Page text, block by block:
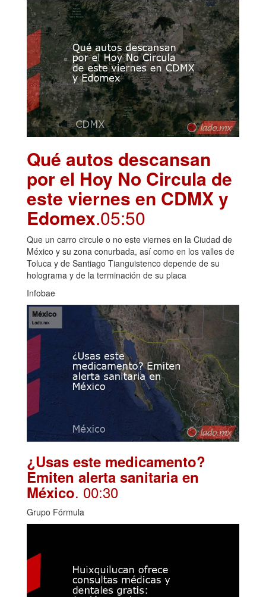
Qué autos descansan
por el Hoy No Circula de
este viernes en CDMX y
Edomex.05:50
Que un carro circule o no este viernes en la Ciudad de
México y su zona conurbada, así como en los valles de
Toluca y de Santiago Tianguistenco depende de su
holograma y de la terminación de su placa
Infobae
¿Usas este medicamento?
Emiten alerta sanitaria en
México. 00:30
Grupo Fórmula